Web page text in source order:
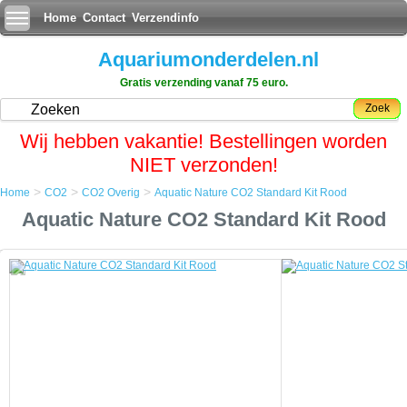
Home Contact Verzendinfo
Aquariumonderdelen.nl
Gratis verzending vanaf 75 euro.
Zoek
Wij hebben vakantie! Bestellingen worden
NIET verzonden!
CO2
Aquatic Nature CO2 Standard Kit Rood
Home > CO2 > CO2 Overig > Aquatic Nature CO2 Standard Kit Rood
Aquatic Nature CO2 Standard Kit Rood